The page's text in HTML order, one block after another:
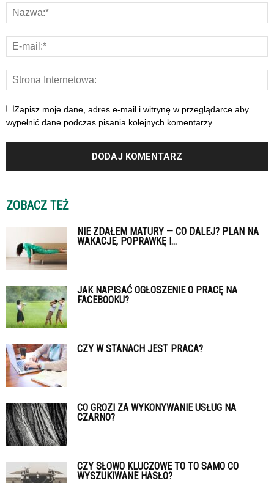
Zapisz moje dane, adres e-mail i witrynę w przeglądarce aby
wypełnić dane podczas pisania kolejnych komentarzy.
ZOBACZ TEŻ
NIE ZDAŁEM MATURY — CO DALEJ? PLAN NA
WAKACJE, POPRAWKĘ I...
JAK NAPISAĆ OGŁOSZENIE O PRACĘ NA
FACEBOOKU?
CZY W STANACH JEST PRACA?
CO GROZI ZA WYKONYWANIE USŁUG NA
CZARNO?
CZY SŁOWO KLUCZOWE TO TO SAMO CO
WYSZUKIWANE HASŁO?